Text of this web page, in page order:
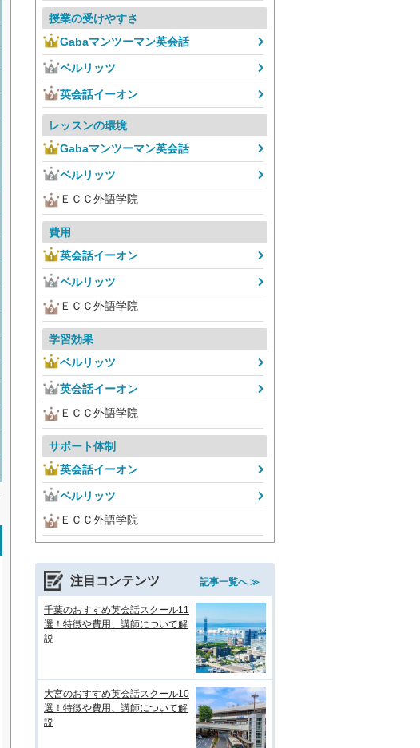
授業の受けやすさ
Gabaマンツーマン英会話
ベルリッツ
英会話イーオン
レッスンの環境
Gabaマンツーマン英会話
ベルリッツ
ＥＣＣ外語学院
費用
英会話イーオン
ベルリッツ
ＥＣＣ外語学院
学習効果
ベルリッツ
英会話イーオン
ＥＣＣ外語学院
サポート体制
英会話イーオン
ベルリッツ
ＥＣＣ外語学院
注目コンテンツ 記事一覧へ ≫
千葉のおすすめ英会話スクール11
選！特徴や費用、講師について解
説
大宮のおすすめ英会話スクール10
選！特徴や費用、講師について解
説